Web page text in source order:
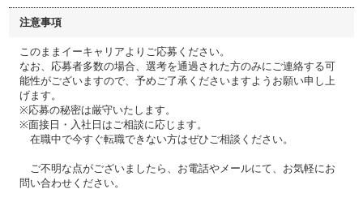
注意事項
このままイーキャリアよりご応募ください。
なお、応募者多数の場合、選考を通過された方のみにご連絡する可
能性がございますので、予めご了承くださいますようお願い申し上
げます。
※応募の秘密は厳守いたします。
※面接日・入社日はご相談に応じます。
在職中で今すぐ転職できない方はぜひご相談ください。
ご不明な点がございましたら、お電話やメールにて、お気軽にお
問い合わせください。